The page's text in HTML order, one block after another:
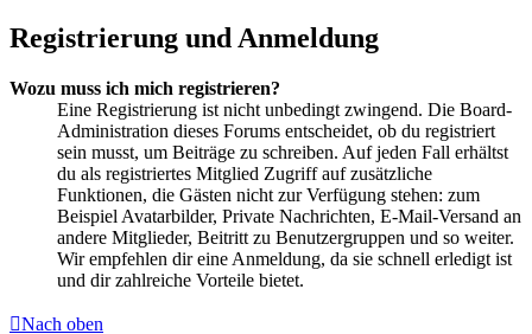
Registrierung und Anmeldung
Wozu muss ich mich registrieren?
Eine Registrierung ist nicht unbedingt zwingend. Die Board-
Administration dieses Forums entscheidet, ob du registriert
sein musst, um Beiträge zu schreiben. Auf jeden Fall erhältst
du als registriertes Mitglied Zugriff auf zusätzliche
Funktionen, die Gästen nicht zur Verfügung stehen: zum
Beispiel Avatarbilder, Private Nachrichten, E-Mail-Versand an
andere Mitglieder, Beitritt zu Benutzergruppen und so weiter.
Wir empfehlen dir eine Anmeldung, da sie schnell erledigt ist
und dir zahlreiche Vorteile bietet.
Nach oben